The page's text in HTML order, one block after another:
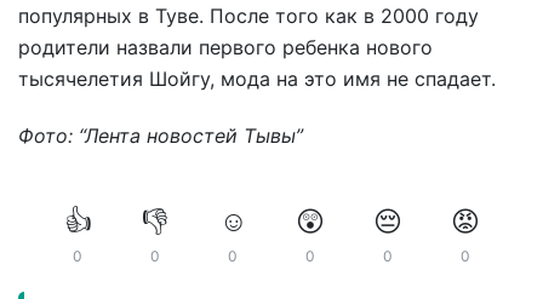
популярных в Туве. После того как в 2000 году
родители назвали первого ребенка нового
тысячелетия Шойгу, мода на это имя не спадает.
Фото: “Лента новостей Тывы”
👍
0
👎
0
☺️
0
😲
0
😔
0
😡
0